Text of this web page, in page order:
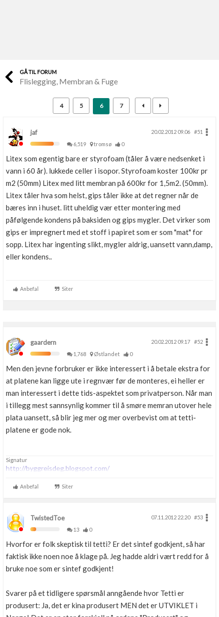
Finn håndverkere
Skaff dokumentasjon som mangler
Kundeservice
Få svar på det du lurer på
Kom i gang med Boligmappa
Se din bolig? Klikk her
Boligmappa+
Få mer ut av Boligmappa
GÅ TIL FORUM
Flislegging, Membran & Fuge
4 5 6 7
jaf 20.02.2012 09.06
#51
6,519
tromsø 0
Litex som egentig bare er styrofoam (tåler å være nedsenket i
vann i 60 år). lukkede celler i isopor. Styrofoam koster 100kr pr
m2 (50mm) Litex med litt membran på 600kr for 1,5m2. (50mm).
Litex tåler hva som helst, gips tåler ikke at det regner når de
bæres inn i huset. litt uheldig vær etter montering med
påfølgende kondens på baksiden og gips mygler. Det virker som
gips er impregnert med et stoff i papiret som er som "mat" for
sopp. Litex har ingenting slikt, mygler aldrig, uansett vann,damp,
eller kondens..
Anbefal Siter
gaardern 20.02.2012 09.17
#52
1,768
Østlandet 0
Men den jevne forbruker er ikke interessert i å betale ekstra for
at platene kan ligge ute i regnvær før de monteres, ei heller er
man interessert i dette tids-aspektet som privatperson. Når man
i tillegg mest sannsynlig kommer til å smøre memran utover hele
plata uansett, så blir jeg mer og mer overbevist om at tetti-
platene er gode nok.
Signatur
http://byggreisdeg.blogspot.com/
Anbefal Siter
TwistedToe 07.11.2012 22.20
#53
13
0
Hvorfor er folk skeptisk til tetti? Er det sintef godkjent, så har
faktisk ikke noen noe å klage på. Jeg hadde aldri vært redd for å
bruke noe som er sintef godkjent!
Svarer på et tidligere spørsmål anngående hvor Tetti er
produsert: Ja, det er kina produsert MEN det er UTVIKLET i